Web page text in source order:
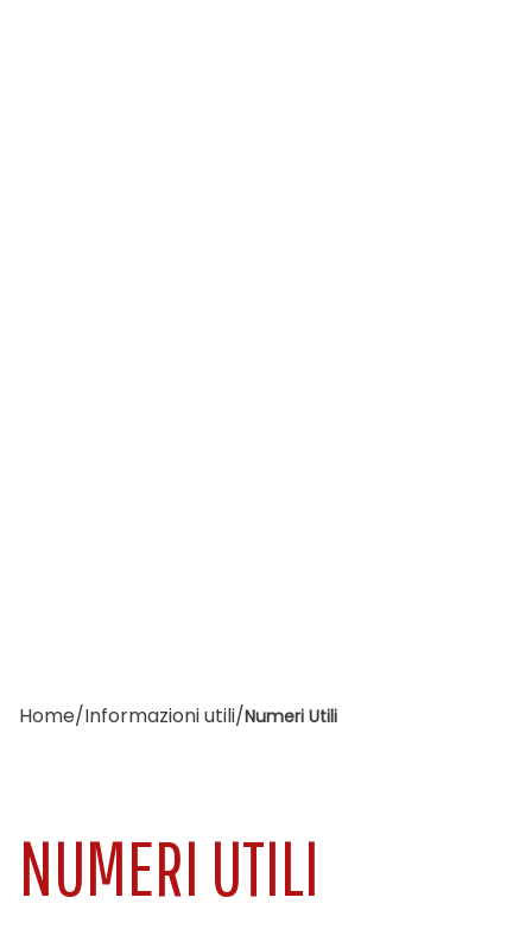
Home/Informazioni utili/Numeri Utili
NUMERI UTILI